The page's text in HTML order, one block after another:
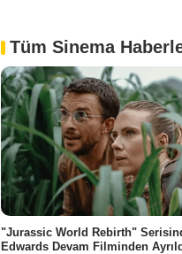
Tüm Sinema
"Jurassic World Rebirth"
Edwards Devam Filminden